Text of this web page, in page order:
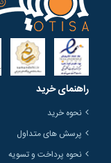
راهنمای خرید
نحوه خرید
پرسش های متداول
نحوه پرداخت و تسویه